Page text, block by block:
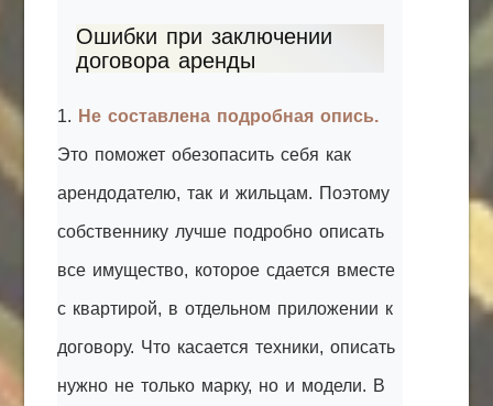
Ошибки при заключении
договора аренды
1. Не составлена подробная опись.
Это поможет обезопасить себя как
арендодателю, так и жильцам. Поэтому
собственнику лучше подробно описать
все имущество, которое сдается вместе
с квартирой, в отдельном приложении к
договору. Что касается техники, описать
нужно не только марку, но и модели. В